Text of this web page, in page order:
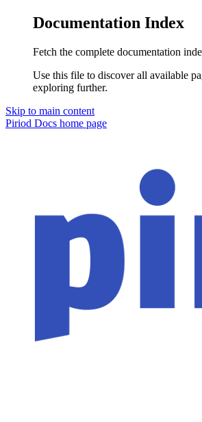
Documentation Index
Fetch the complete documentation
Use this file to discover all available
exploring further.
Skip to main content
Piriod Docs home page